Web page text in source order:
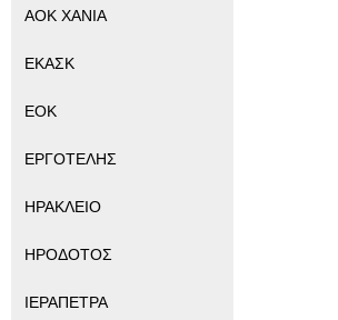
ΑΟΚ ΧΑΝΙΑ
ΕΚΑΣΚ
ΕΟΚ
ΕΡΓΟΤΕΛΗΣ
ΗΡΑΚΛΕΙΟ
ΗΡΟΔΟΤΟΣ
ΙΕΡΑΠΕΤΡΑ